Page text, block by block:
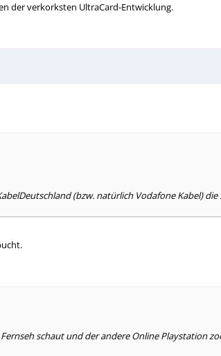
der verkorksten UltraCard-Entwicklung.
(bzw. natürlich Vodafone Kabel)
schaut und der andere Online Playstation